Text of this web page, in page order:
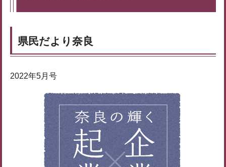
県民だより奈良
2022年5月号